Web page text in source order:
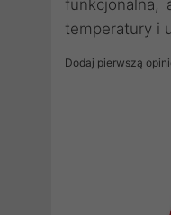
funkcjonalna,
temperatury i
Dodaj pierwszą